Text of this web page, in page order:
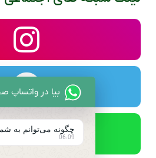
بیا در واتساپ
چگونه می‌توانم به
06:09